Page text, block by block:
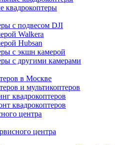
квадрокоптеры
с подвесом DJI
Walkera
Hubsan
с экшн камерой
с другими камерами
в Москве
и мультикоптеров
квадрокоптеров
квадрокоптеров
центра
центра